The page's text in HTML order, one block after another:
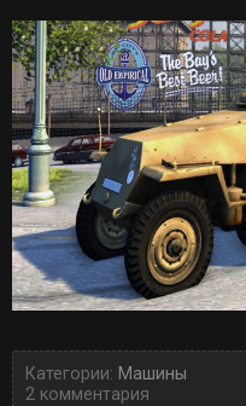
Категории: Машины
2 комментария